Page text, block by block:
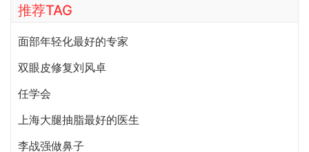
推荐TAG
面部年轻化最好的专家
双眼皮修复刘风卓
任学会
上海大腿抽脂最好的医生
李战强做鼻子